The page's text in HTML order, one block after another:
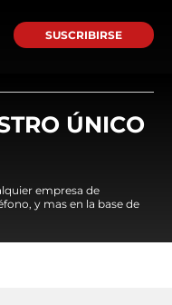
SUSCRIBIRSE
ÚNICO
empresa de
y mas en la base de